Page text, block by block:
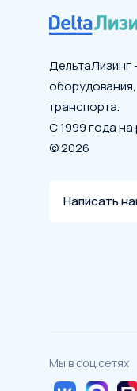
ДельтаЛизинг
оборудования,
транспорта.
С 1999 года на
© 2026
Написать
Мы в соц.сетях